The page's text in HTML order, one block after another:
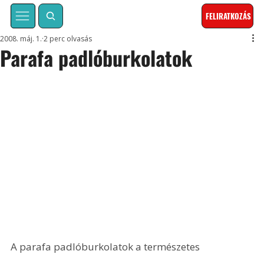
FELIRATKOZÁS
Parafa padlóburkolatok
2008. máj. 1. 2 perc olvasás
A parafa padlóburkolatok a természetes